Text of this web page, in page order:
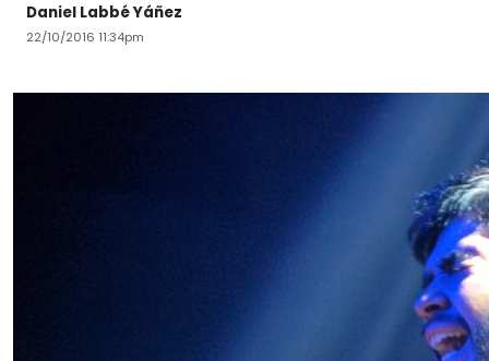
Daniel Labbé Yáñez
22/10/2016 11:34pm